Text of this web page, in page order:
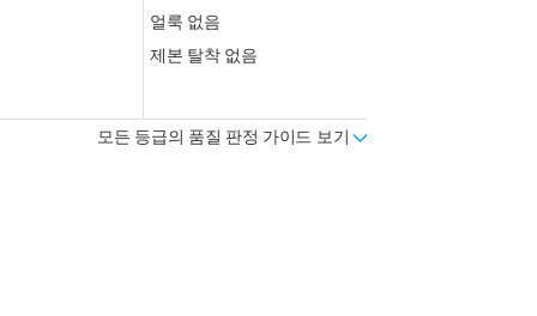
얼룩 없음
제본 탈착 없음
모든 등급의 품질 판정 가이드 보기